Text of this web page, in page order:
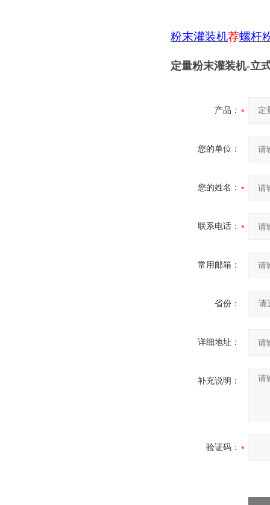
粉末灌装机荐螺杆
定量粉末灌装机-立
产品：
您的单位：
您的姓名：
联系电话：
常用邮箱：
省份：
详细地址：
补充说明：
验证码：